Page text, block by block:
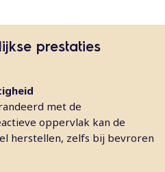
prestaties
met de
oppervlak kan de
herstellen, zelfs bij bevroren